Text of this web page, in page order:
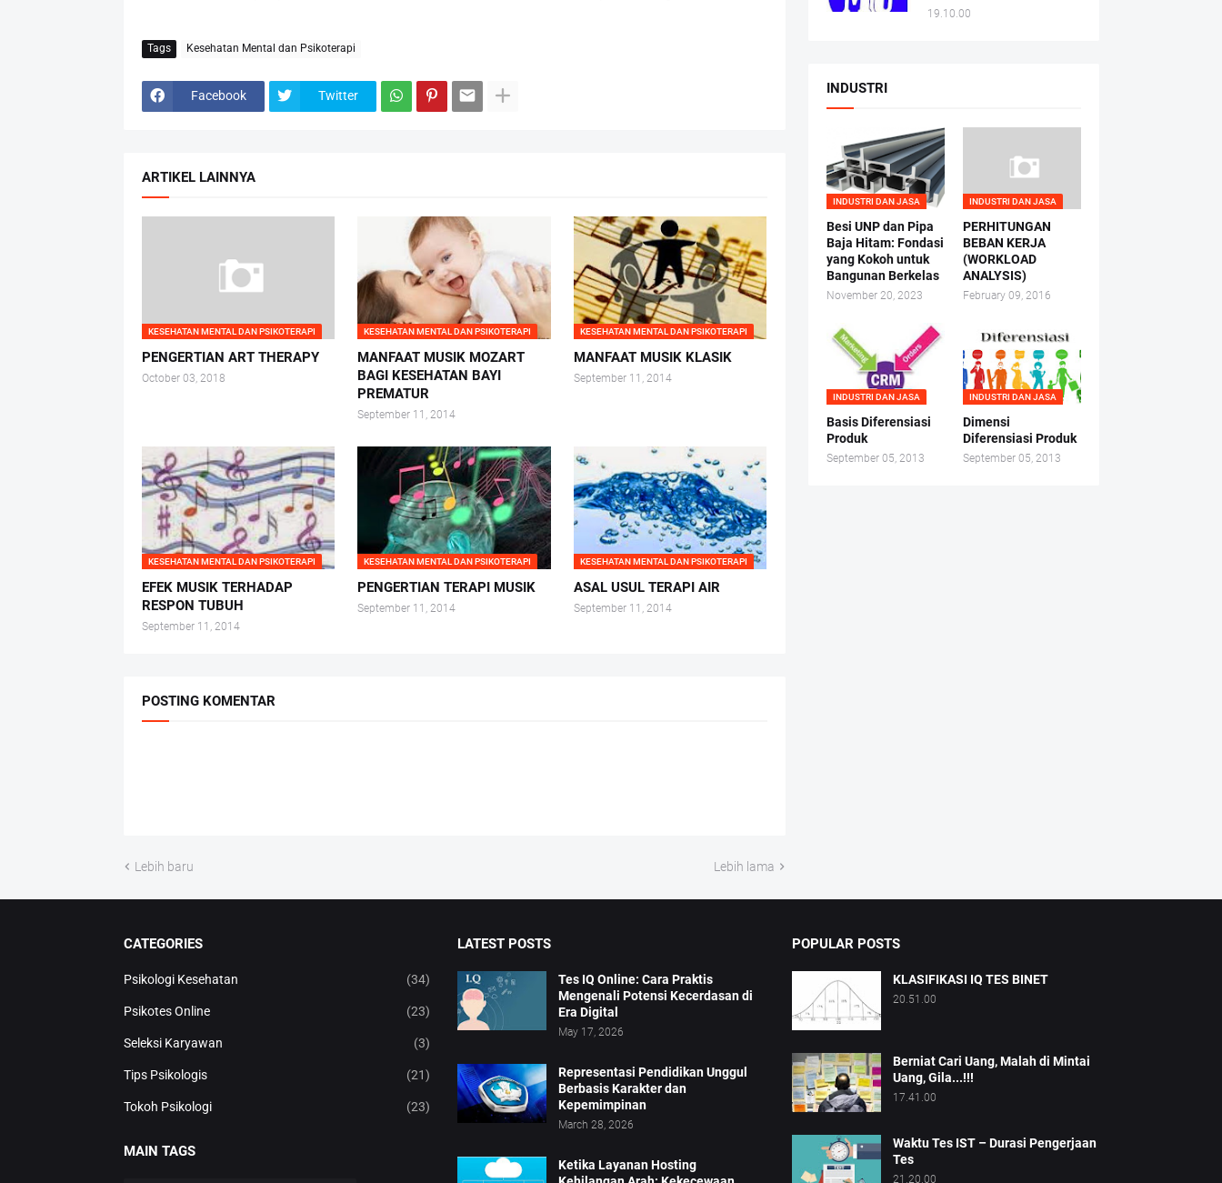
Tags Kesehatan Mental dan Psikoterapi
Facebook Twitter
ARTIKEL LAINNYA
KESEHATAN MENTAL DAN PSIKOTERAPI
PENGERTIAN ART THERAPY
October 03, 2018
KESEHATAN MENTAL DAN PSIKOTERAPI
MANFAAT MUSIK MOZART
BAGI KESEHATAN BAYI
PREMATUR
September 11, 2014
KESEHATAN MENTAL DAN PSIKOTERAPI
MANFAAT MUSIK KLASIK
September 11, 2014
KESEHATAN MENTAL DAN PSIKOTERAPI
EFEK MUSIK TERHADAP
RESPON TUBUH
September 11, 2014
KESEHATAN MENTAL DAN PSIKOTERAPI
PENGERTIAN TERAPI MUSIK
September 11, 2014
KESEHATAN MENTAL DAN PSIKOTERAPI
ASAL USUL TERAPI AIR
September 11, 2014
POSTING KOMENTAR
Lebih baru Lebih lama
19.10.00
INDUSTRI
INDUSTRI DAN JASA
Besi UNP dan Pipa
Baja Hitam: Fondasi
yang Kokoh untuk
Bangunan Berkelas
November 20, 2023
INDUSTRI DAN JASA
PERHITUNGAN
BEBAN KERJA
(WORKLOAD
ANALYSIS)
February 09, 2016
INDUSTRI DAN JASA
Basis Diferensiasi
Produk
September 05, 2013
INDUSTRI DAN JASA
Dimensi
Diferensiasi Produk
September 05, 2013
CATEGORIES
Psikologi Kesehatan (34)
Psikotes Online (23)
Seleksi Karyawan (3)
Tips Psikologis (21)
Tokoh Psikologi (23)
MAIN TAGS
LATEST POSTS
Tes IQ Online: Cara Praktis
Mengenali Potensi Kecerdasan di
Era Digital
May 17, 2026
Representasi Pendidikan Unggul
Berbasis Karakter dan
Kepemimpinan
March 28, 2026
Ketika Layanan Hosting
POPULAR POSTS
KLASIFIKASI IQ TES BINET
20.51.00
Berniat Cari Uang, Malah di Mintai
Uang, Gila...!!!
17.41.00
Waktu Tes IST – Durasi Pengerjaan
Tes
21.20.00